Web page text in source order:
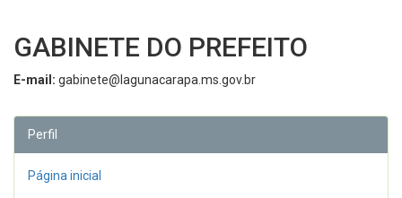
GABINETE DO PREFEITO
E-mail: gabinete@lagunacarapa.ms.gov.br
Perfil
Página inicial